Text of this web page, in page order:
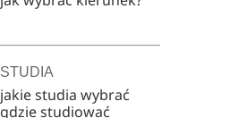
STUDIA
jakie studia wybrać
gdzie studiować